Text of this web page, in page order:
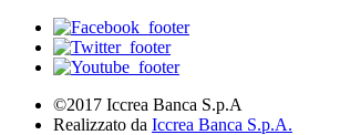
©2017 Iccrea Banca S.p.A
Realizzato da Iccrea Banca S.p.A.